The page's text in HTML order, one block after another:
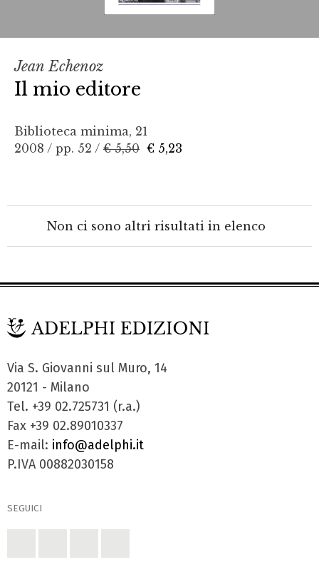
Jean Echenoz
Il mio editore
Biblioteca minima, 21
2008 / pp. 52 / € 5,50 € 5,23
Non ci sono altri risultati in elenco
Via S. Giovanni sul Muro, 14
20121 - Milano
Tel. +39 02.725731 (r.a.)
Fax +39 02.89010337
E-mail: info@adelphi.it
P.IVA 00882030158
SEGUICI